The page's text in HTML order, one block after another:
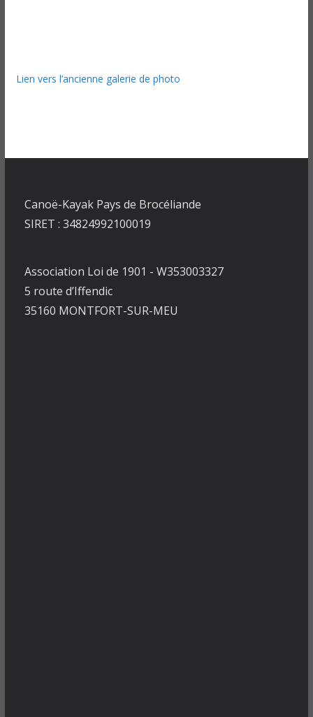
Lien vers l’ancienne galerie de photo
Canoë-Kayak Pays de Brocéliande
SIRET : 34824992100019
Association Loi de 1901 - W353003327
5 route d’Iffendic
35160 MONTFORT-SUR-MEU